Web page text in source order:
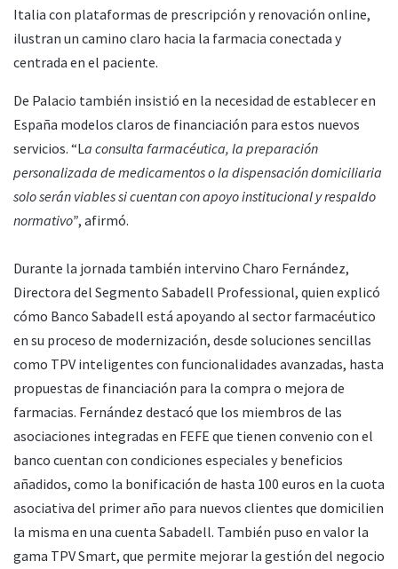
Italia con plataformas de prescripción y renovación online,
ilustran un camino claro hacia la farmacia conectada y
centrada en el paciente.
De Palacio también insistió en la necesidad de establecer en
España modelos claros de financiación para estos nuevos
servicios. “La consulta farmacéutica, la preparación
personalizada de medicamentos o la dispensación domiciliaria
solo serán viables si cuentan con apoyo institucional y respaldo
normativo”, afirmó.
Durante la jornada también intervino Charo Fernández,
Directora del Segmento Sabadell Professional, quien explicó
cómo Banco Sabadell está apoyando al sector farmacéutico
en su proceso de modernización, desde soluciones sencillas
como TPV inteligentes con funcionalidades avanzadas, hasta
propuestas de financiación para la compra o mejora de
farmacias. Fernández destacó que los miembros de las
asociaciones integradas en FEFE que tienen convenio con el
banco cuentan con condiciones especiales y beneficios
añadidos, como la bonificación de hasta 100 euros en la cuota
asociativa del primer año para nuevos clientes que domicilien
la misma en una cuenta Sabadell. También puso en valor la
gama TPV Smart, que permite mejorar la gestión del negocio